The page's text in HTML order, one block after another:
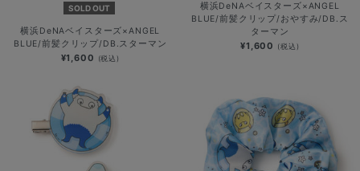
SOLD OUT
横浜DeNAベイスターズ×ANGEL
BLUE/前髪クリップ/DB.スターマン
¥1,600 (税込)
横浜DeNAベイスターズ×ANGEL
BLUE/前髪クリップ/おやすみ/DB.ス
ターマン
¥1,600 (税込)